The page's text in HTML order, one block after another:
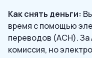
Как снять деньги:
время с помощью
переводов (ACH).
комиссия, но